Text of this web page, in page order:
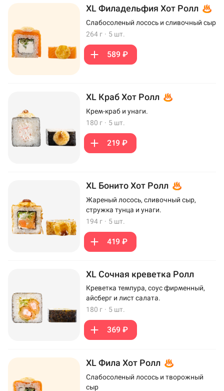
XL Филадельфия Хот Ролл
Слабосоленый лосось и сливочный сыр
264 г · 5 шт.
589 ₽
XL Краб Хот Ролл
Крем-краб и унаги.
180 г · 5 шт.
219 ₽
XL Бонито Хот Ролл
Жареный лосось, сливочный сыр,
стружка тунца и унаги.
194 г · 5 шт.
419 ₽
XL Сочная креветка Ролл
Креветка темпура, соус фирменный,
айсберг и лист салата.
180 г · 5 шт.
369 ₽
XL Фила Хот Ролл
Слабосоленый лосось и творожный
сыр